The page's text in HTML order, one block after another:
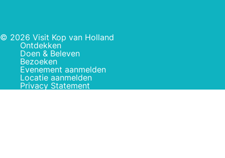
© 2026 Visit Kop van Holland
Ontdekken
Doen & Beleven
Bezoeken
Evenement aanmelden
Locatie aanmelden
Privacy Statement